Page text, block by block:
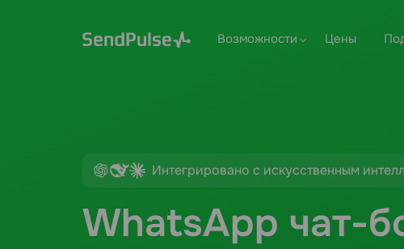
Возможности Цены
Интегрировано с искусственным
WhatsApp чат-